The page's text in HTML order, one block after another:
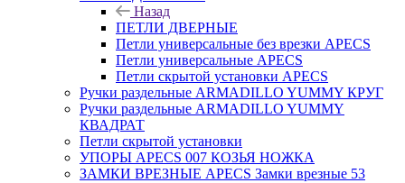
Назад
ПЕТЛИ ДВЕРНЫЕ
Петли универсальные без врезки APECS
Петли универсальные APECS
Петли скрытой установки APECS
Ручки раздельные ARMADILLO YUMMY КРУГ
Ручки раздельные ARMADILLO YUMMY
КВАДРАТ
Петли скрытой установки
УПОРЫ APECS 007 КОЗЬЯ НОЖКА
ЗАМКИ ВРЕЗНЫЕ APECS Замки врезные 53